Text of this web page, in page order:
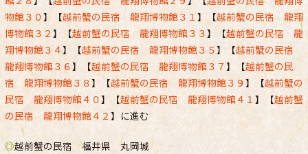
物館３０】【越前蟹の民宿 龍翔博物館３１】【越前蟹の民宿 龍翔
博物館３２ 】【越前蟹の民宿 龍翔博物館３３】【越前蟹の民宿 龍
翔博物館３４】【越前蟹の民宿 龍翔博物館３５】【越前蟹の民宿
龍翔博物館３６】【越前蟹の民宿 龍翔博物館３７ 】【越前蟹の民
宿 龍翔博物館３８】【越前蟹の民宿 龍翔博物館３９】【越前蟹の
民宿 龍翔博物館４０】【越前蟹の民宿 龍翔博物館４１ 】【越前蟹
の民宿 龍翔博物館４２ 】に進む
◎越前蟹の民宿 福井県 丸岡城